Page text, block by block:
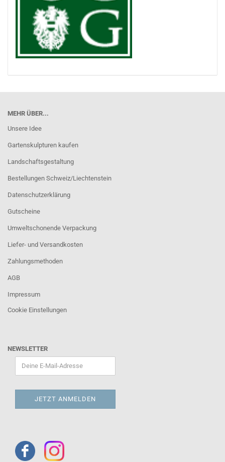
MEHR ÜBER...
Unsere Idee
Gartenskulpturen kaufen
Landschaftsgestaltung
Bestellungen Schweiz/Liechtenstein
Datenschutzerklärung
Gutscheine
Umweltschonende Verpackung
Liefer- und Versandkosten
Zahlungsmethoden
AGB
Impressum
Cookie Einstellungen
NEWSLETTER